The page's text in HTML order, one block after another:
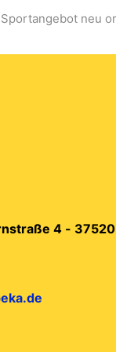
neu
4 -